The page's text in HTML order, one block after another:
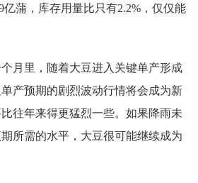
亿蒲，库存用量比只有2.2%，仅仅能
月里，随着大豆进入关键单产形成
产预期的剧烈波动行情将会成为新
往年来得更猛烈一些。如果降雨未
所需的水平，大豆很可能继续成为